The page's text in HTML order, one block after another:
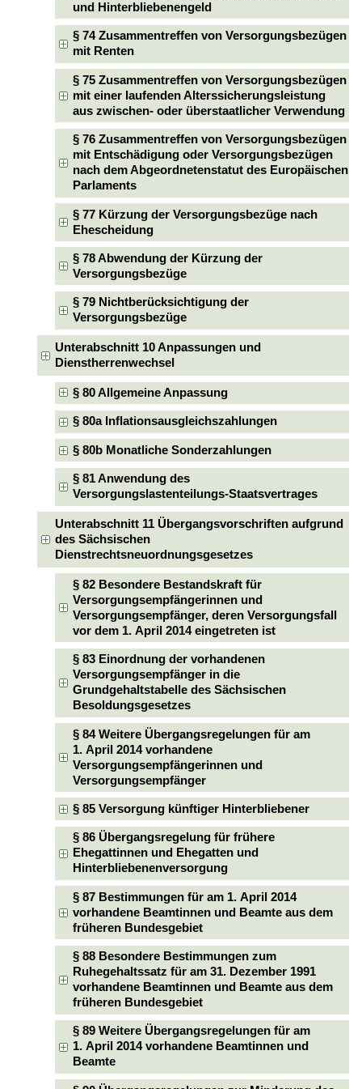
und Hinterbliebenengeld
§ 74 Zusammentreffen von Versorgungsbezügen
mit Renten
§ 75 Zusammentreffen von Versorgungsbezügen
mit einer laufenden Alterssicherungsleistung
aus zwischen- oder überstaatlicher Verwendung
§ 76 Zusammentreffen von Versorgungsbezügen
mit Entschädigung oder Versorgungsbezügen
nach dem Abgeordnetenstatut des Europäischen
Parlaments
§ 77 Kürzung der Versorgungsbezüge nach
Ehescheidung
§ 78 Abwendung der Kürzung der
Versorgungsbezüge
§ 79 Nichtberücksichtigung der
Versorgungsbezüge
Unterabschnitt 10 Anpassungen und
Dienstherrenwechsel
§ 80 Allgemeine Anpassung
§ 80a Inflationsausgleichszahlungen
§ 80b Monatliche Sonderzahlungen
§ 81 Anwendung des
Versorgungslastenteilungs-Staatsvertrages
Unterabschnitt 11 Übergangsvorschriften aufgrund
des Sächsischen
Dienstrechtsneuordnungsgesetzes
§ 82 Besondere Bestandskraft für
Versorgungsempfängerinnen und
Versorgungsempfänger, deren Versorgungsfall
vor dem 1. April 2014 eingetreten ist
§ 83 Einordnung der vorhandenen
Versorgungsempfänger in die
Grundgehaltstabelle des Sächsischen
Besoldungsgesetzes
§ 84 Weitere Übergangsregelungen für am
1. April 2014 vorhandene
Versorgungsempfängerinnen und
Versorgungsempfänger
§ 85 Versorgung künftiger Hinterbliebener
§ 86 Übergangsregelung für frühere
Ehegattinnen und Ehegatten und
Hinterbliebenenversorgung
§ 87 Bestimmungen für am 1. April 2014
vorhandene Beamtinnen und Beamte aus dem
früheren Bundesgebiet
§ 88 Besondere Bestimmungen zum
Ruhegehaltssatz für am 31. Dezember 1991
vorhandene Beamtinnen und Beamte aus dem
früheren Bundesgebiet
§ 89 Weitere Übergangsregelungen für am
1. April 2014 vorhandene Beamtinnen und
Beamte